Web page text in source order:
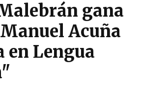
gana
Acuña
en Lengua